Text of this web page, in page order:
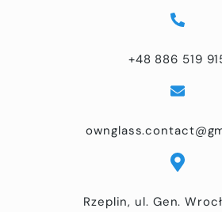
+48 886 519
Rzeplin, ul. Gen.